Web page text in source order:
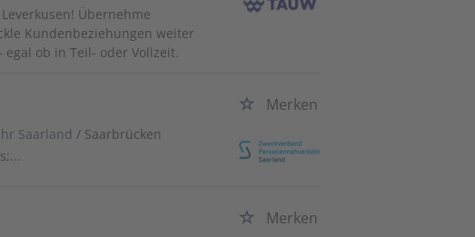
Übernehme
Kundenbeziehungen weiter
ob in Teil- oder Vollzeit.
Merken
Saarland / Saarbrücken
Merken